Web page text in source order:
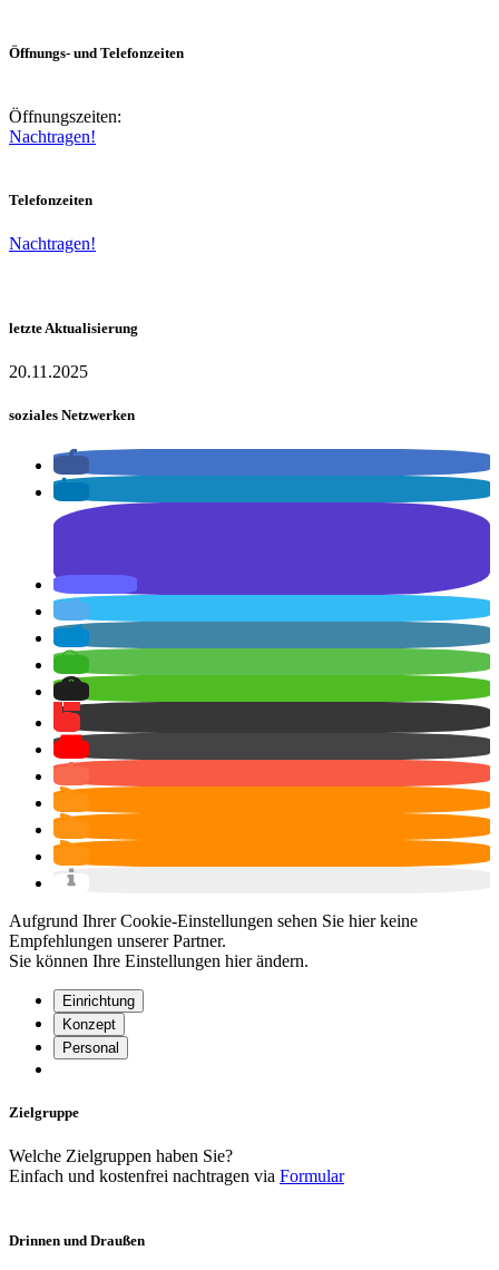
Öffnungs- und Telefonzeiten
Öffnungszeiten:
Nachtragen!
Telefonzeiten
Nachtragen!
letzte Aktualisierung
20.11.2025
soziales Netzwerken
Aufgrund Ihrer Cookie-Einstellungen sehen Sie hier keine
Empfehlungen unserer Partner.
Sie können Ihre Einstellungen hierändern.
Einrichtung
Konzept
Personal
Zielgruppe
Welche Zielgruppen haben Sie?
Einfach und kostenfrei nachtragen via Formular
Drinnen und Draußen